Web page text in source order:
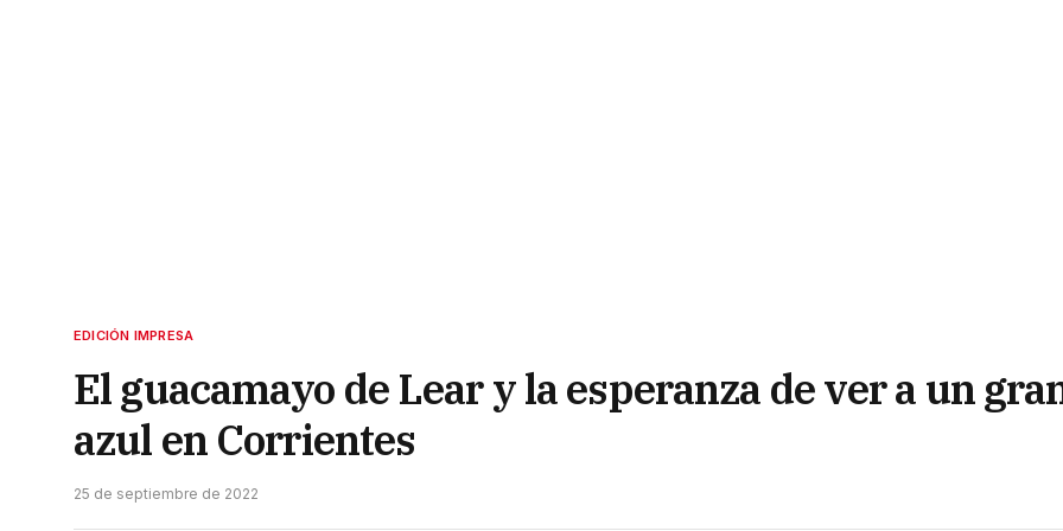
EDICIÓN IMPRESA
El guacamayo de Lear y la esperanza de ver a un
azul en Corrientes
25 de septiembre de 2022